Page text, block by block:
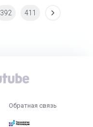
392 411
Обратная связь